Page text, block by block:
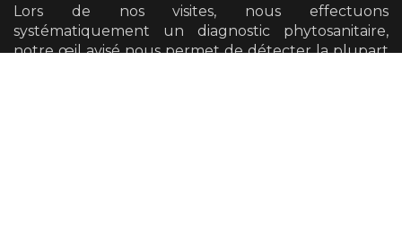
Lors de nos visites, nous effectuons
systématiquement un diagnostic phytosanitaire,
notre œil avisé nous permet de détecter la plupart